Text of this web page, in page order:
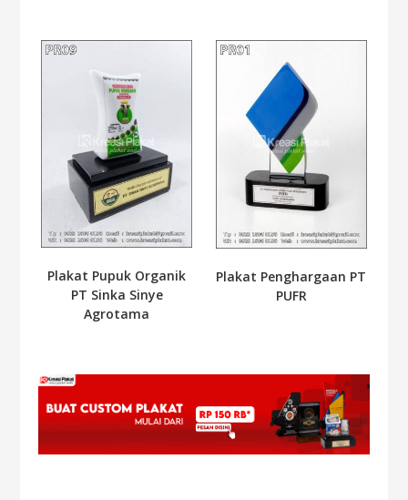
Plakat Pupuk Organik
PT Sinka Sinye
Agrotama
Plakat Penghargaan PT
PUFR